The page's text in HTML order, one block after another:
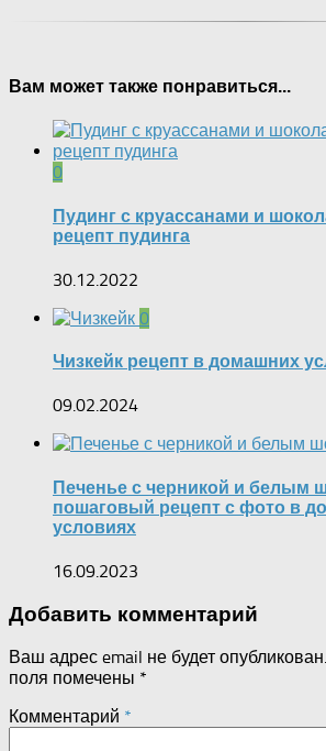
Вам может также понравиться...
0
Пудинг с круассанами и
рецепт пудинга
30.12.2022
0
Чизкейк рецепт в домашних
09.02.2024
Печенье с черникой и белым
пошаговый рецепт с фото в
условиях
16.09.2023
Добавить комментарий
Ваш адрес email не будет опубликован.
поля помечены *
Комментарий *